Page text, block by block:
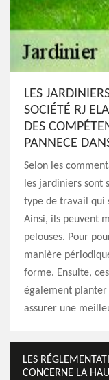
LES
SOCIÉTÉ RJ
DES
PANNECE
Selon les
les jardiniers
type de travail qui
Ainsi, ils peuvent
pelouses. Pour
manière
forme. Ensuite,
également planter
assurer une
LES
CONCERNE LA